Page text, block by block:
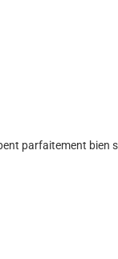
parfaitement bien